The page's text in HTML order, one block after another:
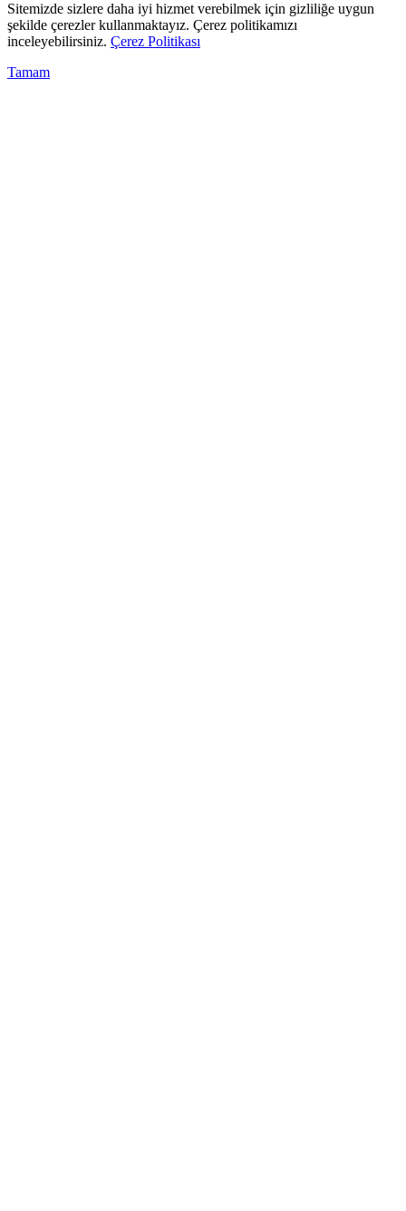
Sitemizde sizlere daha iyi hizmet verebilmek için gizliliğe uygun
şekilde çerezler kullanmaktayız. Çerez politikamızı
inceleyebilirsiniz. Çerez Politikası
Tamam